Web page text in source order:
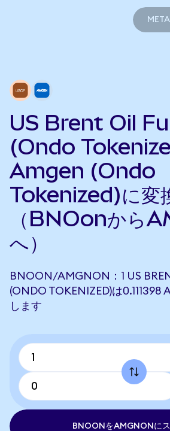
US Brent Oil
(Ondo
Amgen (Ondo
Tokenized)に変
（BNOonから
へ）
BNOON/AMGNON：1 US
(ONDO TOKENIZED)は0.111398
します
BNOONをAMGNONに